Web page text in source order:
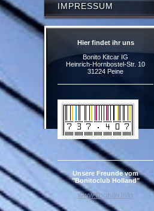
IMPRESSUM
Hier findet ihr uns
Bonito Kitcar IG
Heinrich-Hornbostel-Str. 10
31224 Peine
Unsere Freunde vom
"Bonitoclub Holland"
www.ftbonito.info